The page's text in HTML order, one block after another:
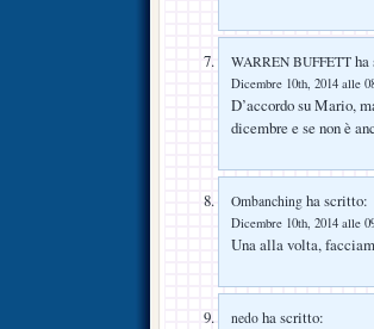
WARREN BUFFETT
Dicembre 10th, 2014 alle
D’accordo su Mario,
dicembre e se non è
Ombanching ha scritto:
Dicembre 10th, 2014 alle
Una alla volta,
nedo ha scritto: